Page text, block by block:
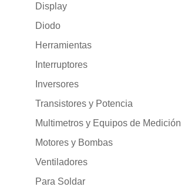
Display
Diodo
Herramientas
Interruptores
Inversores
Transistores y Potencia
Multimetros y Equipos de Medición
Motores y Bombas
Ventiladores
Para Soldar